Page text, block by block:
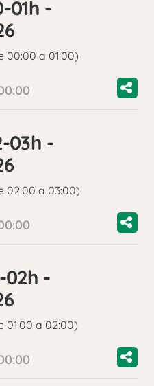
01h -
00:00 a 01:00)
03h -
02:00 a 03:00)
02h -
01:00 a 02:00)